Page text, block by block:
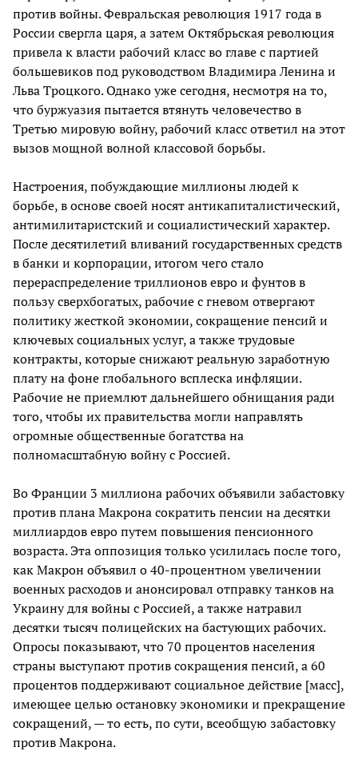
против войны. Февральская революция 1917 года в
России свергла царя, а затем Октябрьская революция
привела к власти рабочий класс во главе с партией
большевиков под руководством Владимира Ленина и
Льва Троцкого. Однако уже сегодня, несмотря на то,
что буржуазия пытается втянуть человечество в
Третью мировую войну, рабочий класс ответил на этот
вызов мощной волной классовой борьбы.
Настроения, побуждающие миллионы людей к
борьбе, в основе своей носят антикапиталистический,
антимилитаристский и социалистический характер.
После десятилетий вливаний государственных средств
в банки и корпорации, итогом чего стало
перераспределение триллионов евро и фунтов в
пользу сверхбогатых, рабочие с гневом отвергают
политику жесткой экономии, сокращение пенсий и
ключевых социальных услуг, а также трудовые
контракты, которые снижают реальную заработную
плату на фоне глобального всплеска инфляции.
Рабочие не приемлют дальнейшего обнищания ради
того, чтобы их правительства могли направлять
огромные общественные богатства на
полномасштабную войну с Россией.
Во Франции 3 миллиона рабочих объявили забастовку
против плана Макрона сократить пенсии на десятки
миллиардов евро путем повышения пенсионного
возраста. Эта оппозиция только усилилась после того,
как Макрон объявил о 40-процентном увеличении
военных расходов и анонсировал отправку танков на
Украину для войны с Россией, а также натравил
десятки тысяч полицейских на бастующих рабочих.
Опросы показывают, что 70 процентов населения
страны выступают против сокращения пенсий, а 60
процентов поддерживают социальное действие [масс],
имеющее целью остановку экономики и прекращение
сокращений, — то есть, по сути, всеобщую забастовку
против Макрона.